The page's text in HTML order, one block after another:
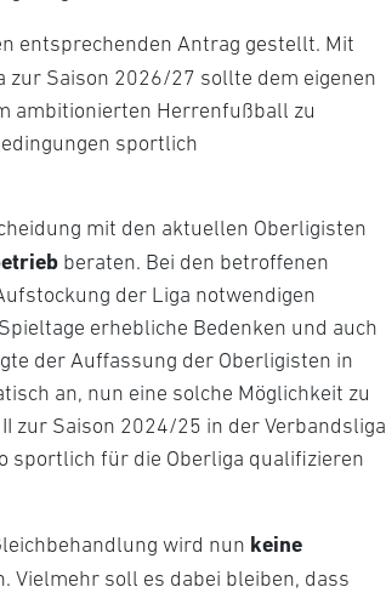
entsprechenden Antrag gestellt. Mit
zur Saison 2026/27 sollte dem eigenen
ambitionierten Herrenfußball zu
sportlich
mit den aktuellen Oberligisten
beraten. Bei den betroffenen
der Liga notwendigen
erhebliche Bedenken und auch
der Auffassung der Oberligisten in
an, nun eine solche Möglichkeit zu
zur Saison 2024/25 in der Verbandsliga
sportlich für die Oberliga qualifizieren
wird nun keine
Vielmehr soll es dabei bleiben, dass